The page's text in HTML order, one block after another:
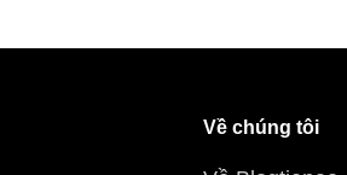
Về chúng tôi